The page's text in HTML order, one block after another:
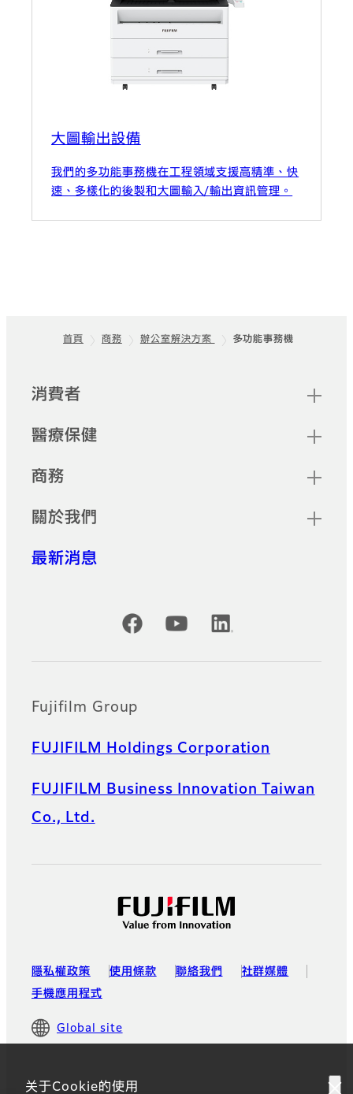
关于Cookie的使用
大圖輸出設備
我們的多功能事務機在工程領域支援高精準、快
速、多樣化的後製和大圖輸入/輸出資訊管理。
首頁 商務 辦公室解決方案 多功能事務機
快速連結
消費者
醫療保健
商務
關於我們
最新消息
Official Social Media Accounts
Fujifilm Group
FUJIFILM Holdings Corporation
FUJIFILM Business Innovation Taiwan
Co., Ltd.
隱私權政策 使用條款 聯絡我們
社群媒體
手機應用程式
Global site